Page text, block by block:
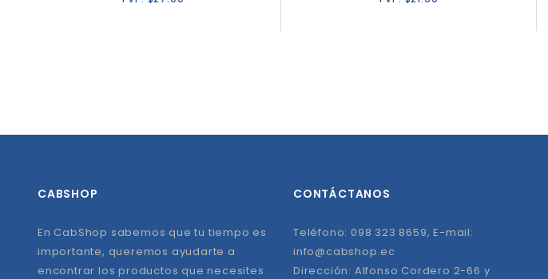
CABSHOP
En CabShop sabemos que tu tiempo es
importante, queremos ayudarte a
encontrar los productos que necesites
CONTÁCTANOS
Teléfono: 098 323 8659, E-mail:
info@cabshop.ec
Dirección: Alfonso Cordero 2-66 y